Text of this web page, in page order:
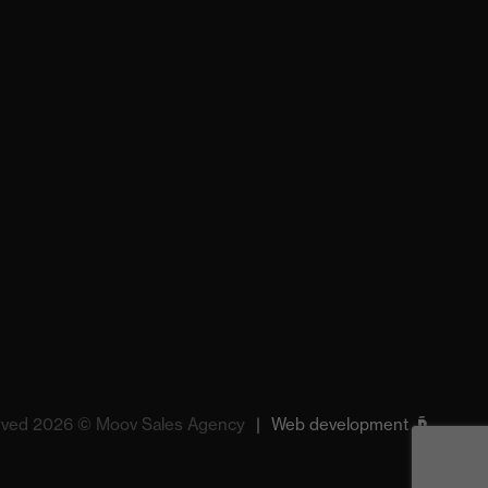
2026 © Moov Sales Agency | Web development